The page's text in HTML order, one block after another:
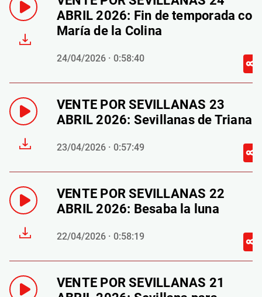
ABRIL 2026: Fin de temporada con
María de la Colina
24/04/2026 · 0:58:40
VENTE POR SEVILLANAS 23
ABRIL 2026: Sevillanas de Triana
23/04/2026 · 0:57:49
VENTE POR SEVILLANAS 22
ABRIL 2026: Besaba la luna
22/04/2026 · 0:58:19
VENTE POR SEVILLANAS 21